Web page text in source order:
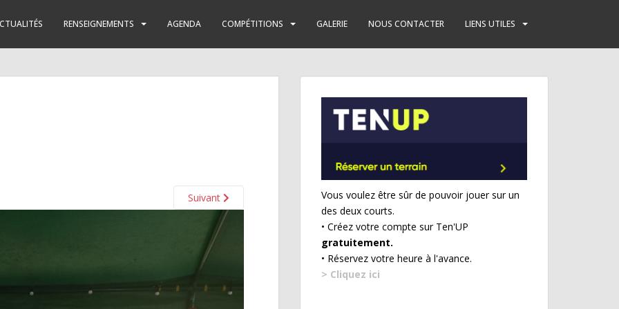
RENSEIGNEMENTS AGENDA COMPÉTITIONS GALERIE NOUS CONTACTER LIENS UTILES
Suivant
Vous voulez être sûr de pouvoir jouer sur un
des deux courts.
• Créez votre compte sur Ten'UP
gratuitement.
• Réservez votre heure à l'avance.
> Cliquez ici